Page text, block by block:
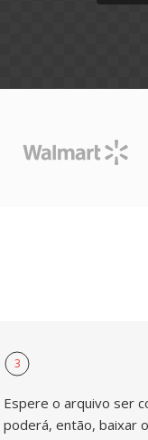
3
Espere o arquivo ser
poderá, então, baixar